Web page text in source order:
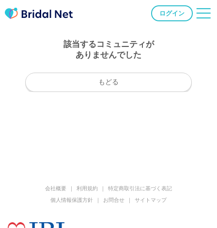
ログイン
該当するコミュニティが
ありませんでした
もどる
会社概要 利用規約
特定商取引法に基づく表記
個人情報保護方針
お問合せ サイトマップ